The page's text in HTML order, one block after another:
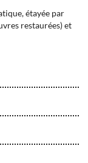
étayée par
restaurées) et